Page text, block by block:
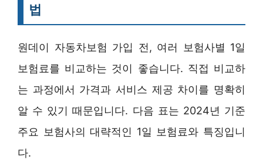
법
원데이 자동차보험 가입 전, 여러 보험사별 1일
보험료를 비교하는 것이 좋습니다. 직접 비교하
는 과정에서 가격과 서비스 제공 차이를 명확히
알 수 있기 때문입니다. 다음 표는 2024년 기준
주요 보험사의 대략적인 1일 보험료와 특징입니
다.